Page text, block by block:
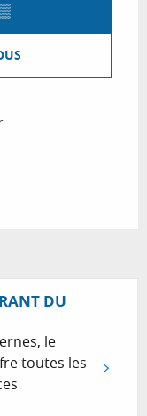
DU
le
toutes les